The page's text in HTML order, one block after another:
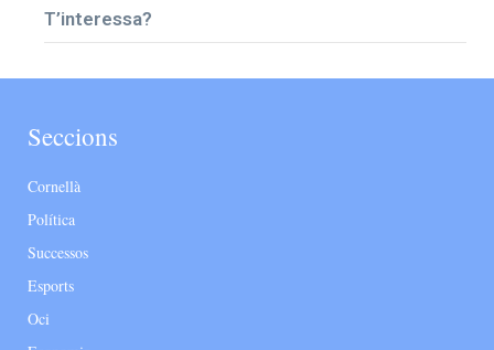
T’interessa?
Seccions
Cornellà
Política
Successos
Esports
Oci